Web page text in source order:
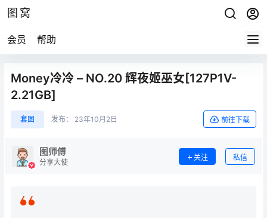
图窝
会员 帮助
Money冷冷 – NO.20 辉夜姬巫女[127P1V-
2.21GB]
套图 发布： 23年10月2日 前往下载
图师傅
分享大使
关注 私信